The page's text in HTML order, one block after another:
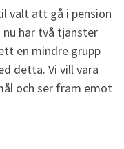
valt att gå i pension
har två tjänster
en mindre grupp
detta. Vi vill vara
och ser fram emot